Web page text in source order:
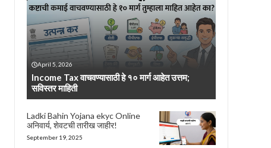
April 5, 2026
Income Tax वाचवण्यासाठी हे १० मार्ग आहेत उत्तम;
सविस्तर माहिती
Ladki Bahin Yojana ekyc Online
अनिवार्य, शेवटची तारीख जाहीर!
September 19, 2025